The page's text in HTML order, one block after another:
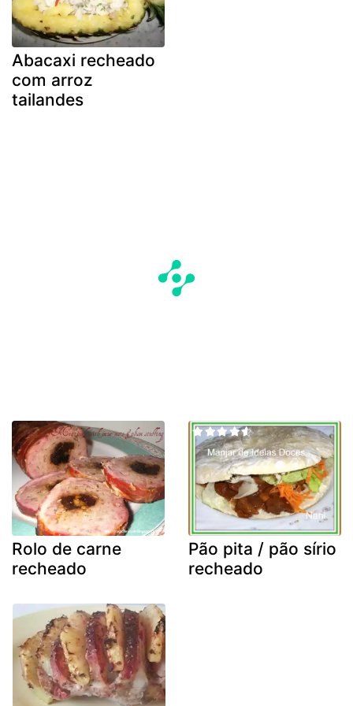
Abacaxi recheado
com arroz
tailandes
Rolo de carne
recheado
Pão pita / pão sírio
recheado